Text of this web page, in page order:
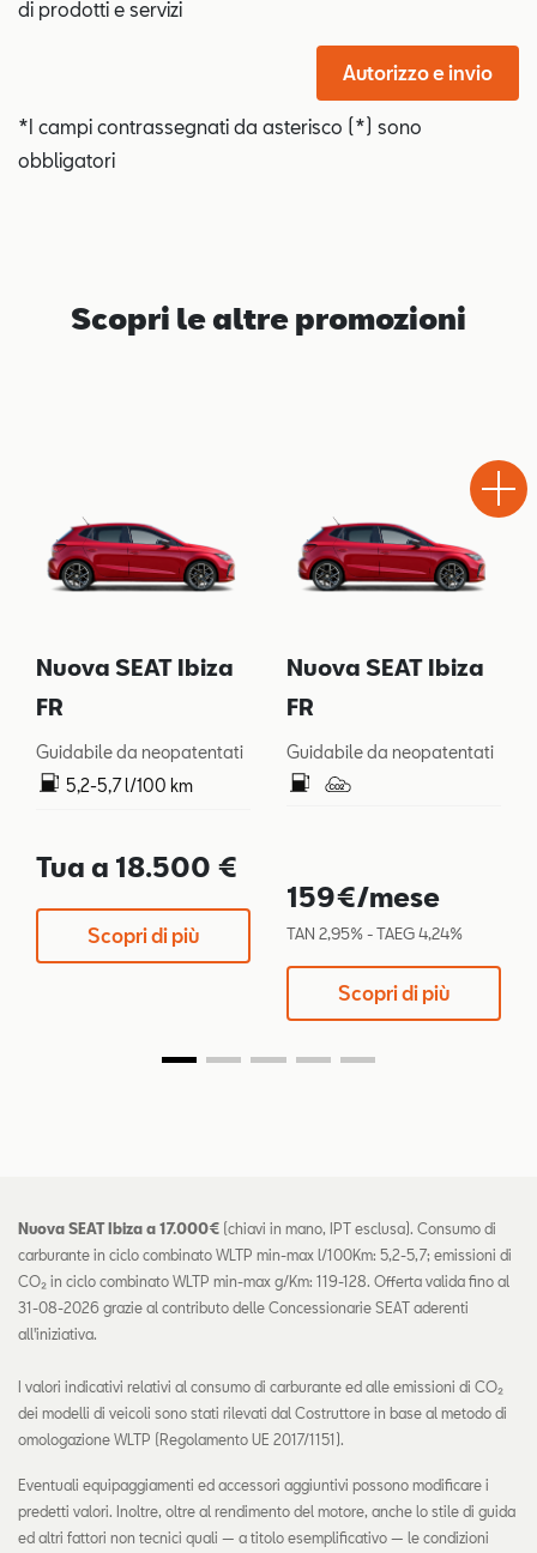
di prodotti e servizi
Autorizzo e invio
*I campi contrassegnati da asterisco (*) sono
obbligatori
Scopri le altre promozioni
Nuova SEAT Ibiza
FR
Guidabile da neopatentati
5,2-5,7 l/100 km
Tua a 18.500 €
Scopri di più
Nuova SEAT Ibiza
FR
Guidabile da neopatentati
159€/mese
TAN 2,95% - TAEG 4,24%
Scopri di più
Nuova SEAT Ibiza a 17.000€ (chiavi in mano, IPT esclusa). Consumo di
carburante in ciclo combinato WLTP min-max l/100Km: 5,2-5,7; emissioni di
CO₂ in ciclo combinato WLTP min-max g/Km: 119-128. Offerta valida fino al
31-08-2026 grazie al contributo delle Concessionarie SEAT aderenti
all'iniziativa.
I valori indicativi relativi al consumo di carburante ed alle emissioni di CO₂
dei modelli di veicoli sono stati rilevati dal Costruttore in base al metodo di
omologazione WLTP (Regolamento UE 2017/1151).
Eventuali equipaggiamenti ed accessori aggiuntivi possono modificare i
predetti valori. Inoltre, oltre al rendimento del motore, anche lo stile di guida
ed altri fattori non tecnici quali — a titolo esemplificativo — le condizioni
Drive
Chiama